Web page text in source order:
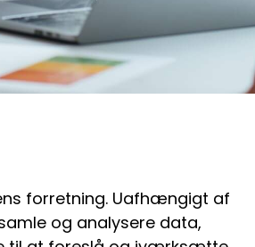
forretning. Uafhængigt af
og analysere data,